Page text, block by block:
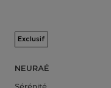
Exclusif
NEURAÉ
Sérénité